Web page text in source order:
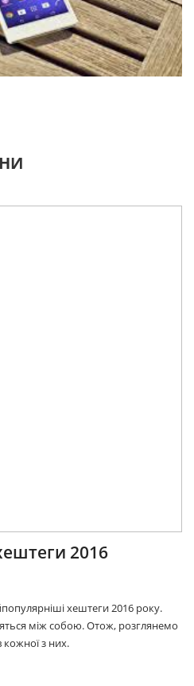
2016
хештеги 2016 року.
між собою. Отож, розглянемо
кожної з них.